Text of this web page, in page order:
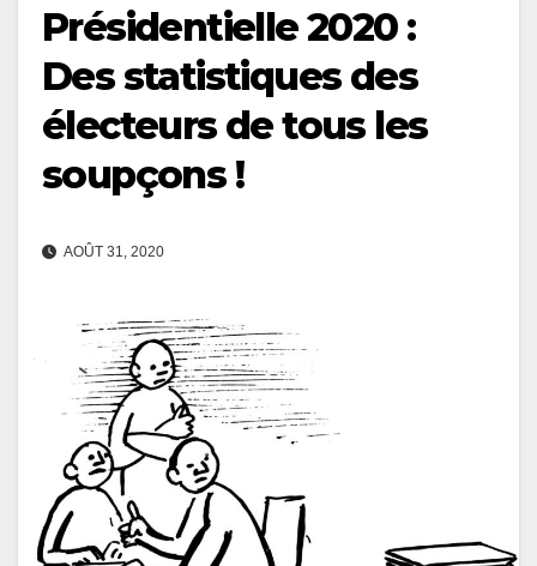
Présidentielle 2020 :
Des statistiques des
électeurs de tous les
soupçons !
AOÛT 31, 2020